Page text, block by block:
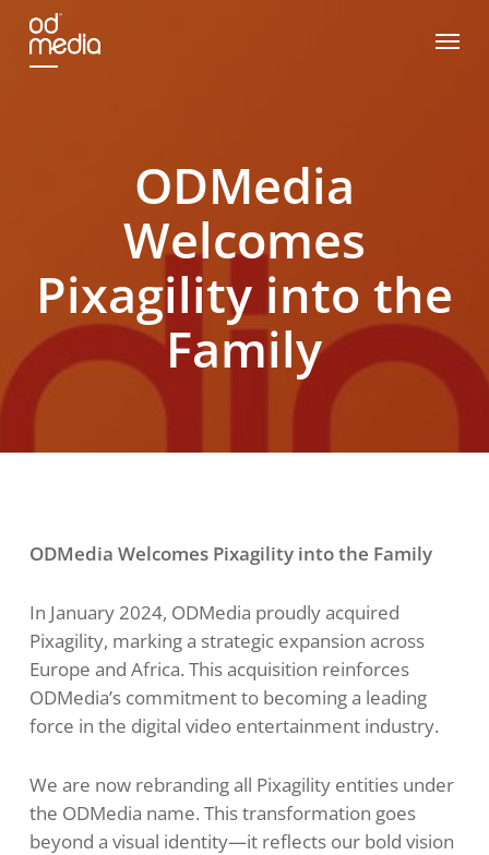
Skip
main
Menu
ODMedia
Welcomes
Pixagility into the
Family
ODMedia Welcomes Pixagility into the Family
In January 2024, ODMedia proudly acquired
Pixagility, marking a strategic expansion across
Europe and Africa. This acquisition reinforces
ODMedia’s commitment to becoming a leading
force in the digital video entertainment industry.
We are now rebranding all Pixagility entities under
the ODMedia name. This transformation goes
beyond a visual identity—it reflects our bold vision